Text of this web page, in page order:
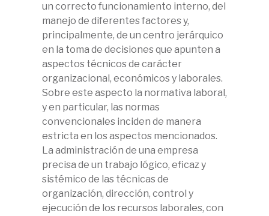
un correcto funcionamiento interno, del
manejo de diferentes factores y,
principalmente, de un centro jerárquico
en la toma de decisiones que apunten a
aspectos técnicos de carácter
organizacional, económicos y laborales.
Sobre este aspecto la normativa laboral,
y en particular, las normas
convencionales inciden de manera
estricta en los aspectos mencionados.
La administración de una empresa
precisa de un trabajo lógico, eficaz y
sistémico de las técnicas de
organización, dirección, control y
ejecución de los recursos laborales, con